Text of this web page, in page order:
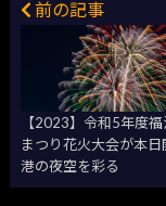
前の記事
【2023】令和5年度
まつり花火大会が本日
港の夜空を彩る